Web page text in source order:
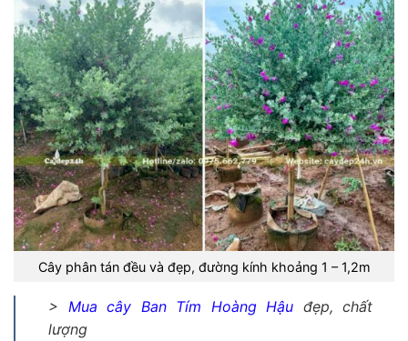
Cây phân tán đều và đẹp, đường kính khoảng 1 – 1,2m
> Mua cây Ban Tím Hoàng Hậu đẹp, chất
lượng